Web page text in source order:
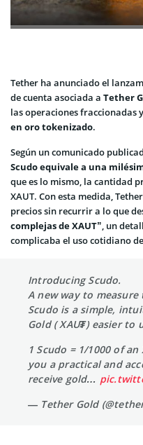
Tether ha anunciado el
de cuenta asociada a Tether
las operaciones fraccionadas
en oro tokenizado.
Según un comunicado
Scudo equivale a una
que es lo mismo, la cantidad
XAUT. Con esta medida,
precios sin recurrir a lo que
complejas de XAUT”, un
complicaba el uso cotidiano
Introducing Scudo.
A new way to
Scudo is a simple,
Gold ( XAU₮) easier to
1 Scudo = 1/1000 of
you a practical and
receive gold…
— Tether Gold